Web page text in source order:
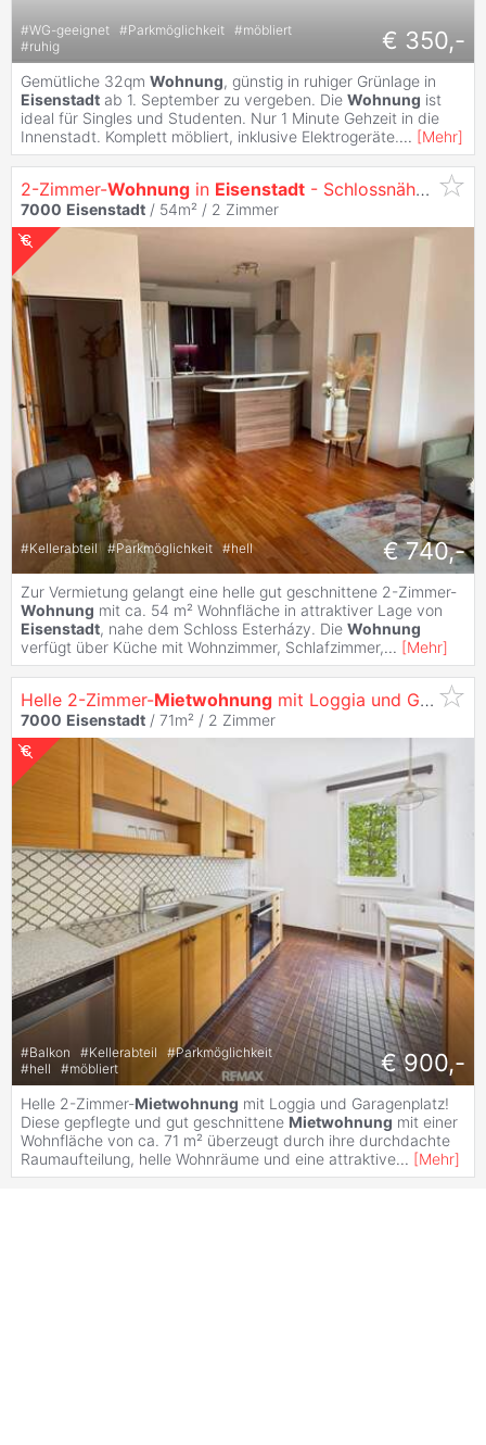
#WG-geeignet #Parkmöglichkeit #möbliert
#ruhig € 350,-
Gemütliche 32qm Wohnung, günstig in ruhiger Grünlage in
Eisenstadt ab 1. September zu vergeben. Die Wohnung ist
ideal für Singles und Studenten. Nur 1 Minute Gehzeit in die
Innenstadt. Komplett möbliert, inklusive Elektrogeräte.... [Mehr]
2-Zimmer-Wohnung in Eisenstadt - Schlossnähe mit Blick ins Grüne
7000 Eisenstadt / 54m² / 2 Zimmer
#Kellerabteil #Parkmöglichkeit #hell € 740,-
Zur Vermietung gelangt eine helle gut geschnittene 2-Zimmer-
Wohnung mit ca. 54 m² Wohnfläche in attraktiver Lage von
Eisenstadt, nahe dem Schloss Esterházy. Die Wohnung
verfügt über Küche mit Wohnzimmer, Schlafzimmer,... [Mehr]
Helle 2-Zimmer-Mietwohnung mit Loggia und Garagenplatz!
7000 Eisenstadt / 71m² / 2 Zimmer
#Balkon #Kellerabteil #Parkmöglichkeit
#hell #möbliert € 900,-
Helle 2-Zimmer-Mietwohnung mit Loggia und Garagenplatz!
Diese gepflegte und gut geschnittene Mietwohnung mit einer
Wohnfläche von ca. 71 m² überzeugt durch ihre durchdachte
Raumaufteilung, helle Wohnräume und eine attraktive... [Mehr]